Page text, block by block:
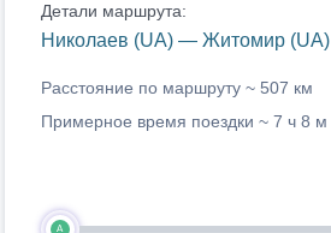
Детали маршрута:
Николаев (UA) — Житомир (UA)
Расстояние по маршруту ~ 507 км
Примерное время поездки ~ 7 ч 8 м
A